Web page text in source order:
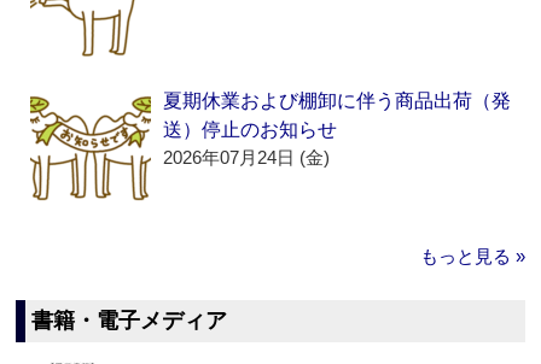
夏期休業および棚卸に伴う商品出荷（発
送）停止のお知らせ
2026年07月24日 (金)
もっと見る »
書籍・電子メディア